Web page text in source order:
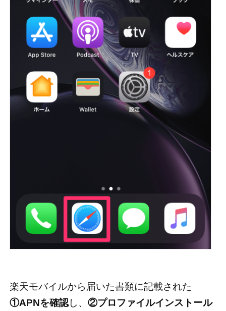
楽天モバイルから届いた書類に記載された
①APNを確認し、 ②プロファイルインストール